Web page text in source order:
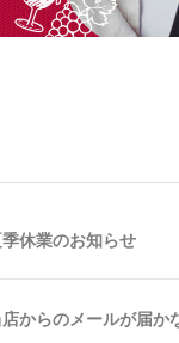
休業のお知らせ
店からのメールが届か